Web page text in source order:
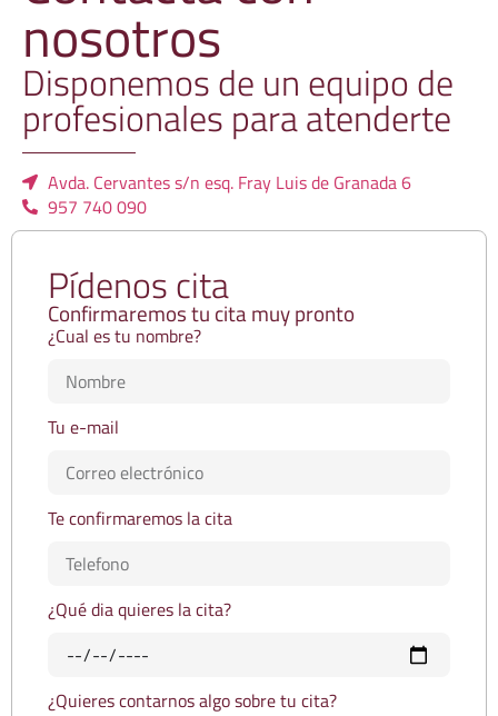
nosotros
Disponemos de un equipo de
profesionales para atenderte
Avda. Cervantes s/n esq. Fray Luis de Granada 6
957 740 090
Pídenos cita
Confirmaremos tu cita muy pronto
¿Cual es tu nombre?
Tu e-mail
Te confirmaremos la cita
¿Qué dia quieres la cita?
¿Quieres contarnos algo sobre tu cita?